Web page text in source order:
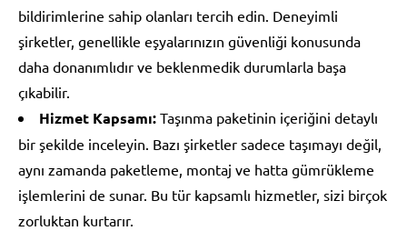
bildirimlerine sahip olanları tercih edin. Deneyimli
şirketler, genellikle eşyalarınızın güvenliği konusunda
daha donanımlıdır ve beklenmedik durumlarla başa
çıkabilir.
Hizmet Kapsamı: Taşınma paketinin içeriğini detaylı
bir şekilde inceleyin. Bazı şirketler sadece taşımayı değil,
aynı zamanda paketleme, montaj ve hatta gümrükleme
işlemlerini de sunar. Bu tür kapsamlı hizmetler, sizi birçok
zorluktan kurtarır.